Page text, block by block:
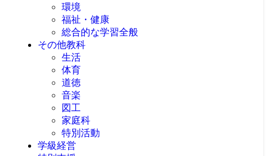
環境
福祉・健康
総合的な学習全般
その他教科
生活
体育
道徳
音楽
図工
家庭科
特別活動
学級経営